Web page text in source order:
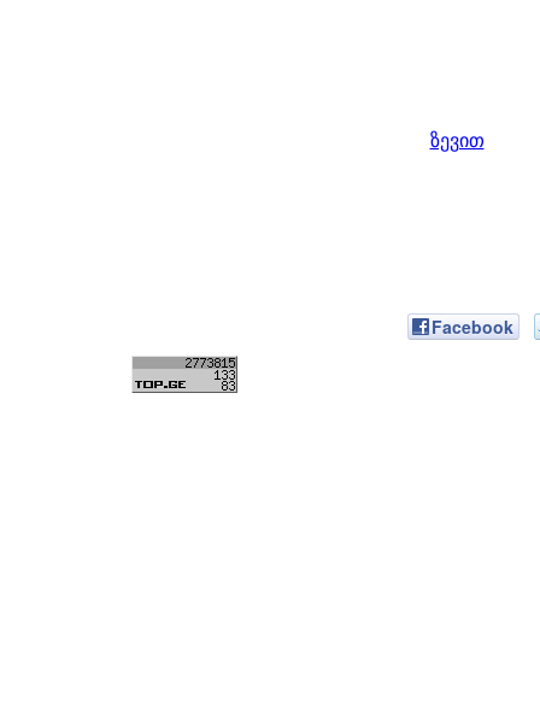
ზევით
Facebook